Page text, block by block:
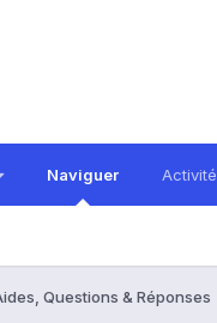
Naviguer Activité
Questions & Réponses